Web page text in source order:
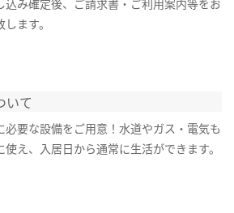
込み確定後、ご請求書・ご利用案内等をお
ます。
いて
必要な設備をご用意！水道やガス・電気も
使え、入居日から通常に生活ができます。